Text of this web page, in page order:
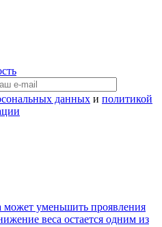
данных и политикой
может уменьшить проявления
веса остается одним из